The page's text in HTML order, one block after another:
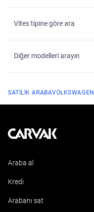
Vites tipine göre ara
Diğer modelleri arayın
SATILIK ARABAVOLKSWAGEN
Kavak
Araba al
Kredi
Arabanı sat